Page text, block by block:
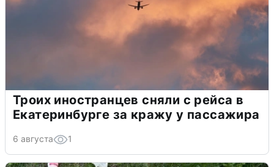
Троих иностранцев сняли с рейса в
Екатеринбурге за кражу у пассажира
6 августа 1